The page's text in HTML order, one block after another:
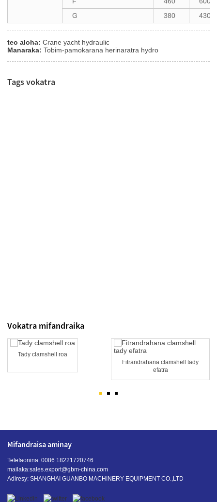
G
380 430
teo aloha: Crane yacht hydraulic
Manaraka: Tobim-pamokarana herinaratra hydro
Tags vokatra
Vokatra mifandraika
Tady clamshell roa
Fitrandrahana clamshell tady
efatra
Mifandraisa aminay
Telefaonina: 0086 18221720746
mailaka:sales.export@gbm-china.com
Adiresy: SHANGHAI GUANBO MACHINERY EQUIPMENT CO.,LTD